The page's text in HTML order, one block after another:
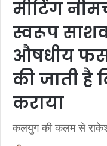
मीटिंग
स्वरूप
औषधीय
की जाती है
कराया
कलयुग की कलम से